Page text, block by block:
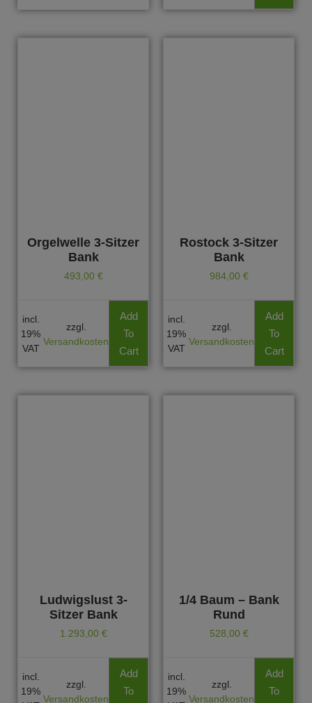
Orgelwelle 3-Sitzer
Bank
493,00 €
incl.
19%
VAT
zzgl.
Versandkosten
Add
To
Cart
Rostock 3-Sitzer
Bank
984,00 €
incl.
19%
VAT
zzgl.
Versandkosten
Add
To
Cart
Ludwigslust 3-
Sitzer Bank
1.293,00 €
incl.
19%
zzgl.
Versandkosten
Add
To
1/4 Baum – Bank
Rund
528,00 €
incl.
19%
zzgl.
Versandkosten
Add
To